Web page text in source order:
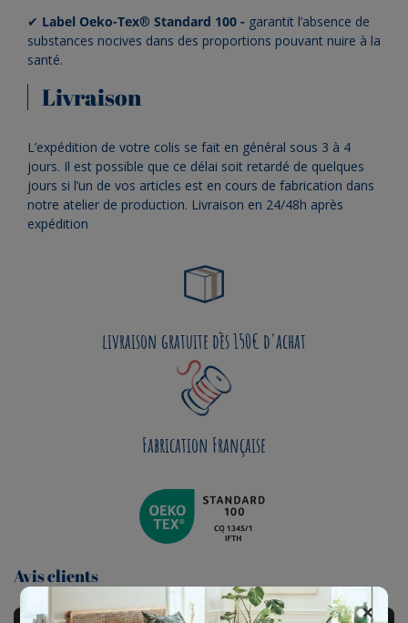
✔ Label Oeko-Tex® Standard 100 - garantit l’absence de
substances nocives dans des proportions pouvant nuire à la
santé.
Livraison
L’expédition de votre colis se fait en général sous 3 à 4
jours. Il est possible que ce délai soit retardé de quelques
jours si l’un de vos articles est en cours de fabrication dans
notre atelier de production. Livraison en 24/48h après
expédition
livraison gratuite dès 150€ d'achat
Fabrication Française
Avis clients
×